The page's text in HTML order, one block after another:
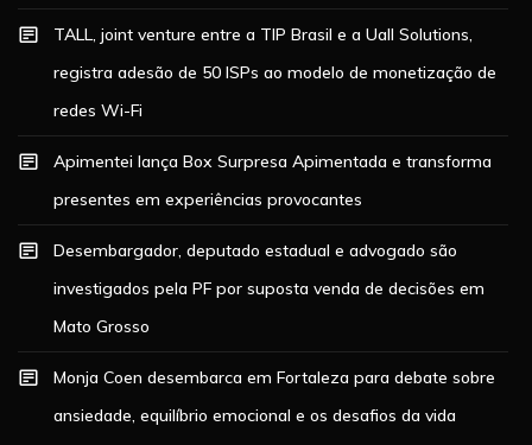
TALL, joint venture entre a TIP Brasil e a Uall Solutions,
registra adesão de 50 ISPs ao modelo de monetização de
redes Wi-Fi
Apimentei lança Box Surpresa Apimentada e transforma
presentes em experiências provocantes
Desembargador, deputado estadual e advogado são
investigados pela PF por suposta venda de decisões em
Mato Grosso
Monja Coen desembarca em Fortaleza para debate sobre
ansiedade, equilíbrio emocional e os desafios da vida